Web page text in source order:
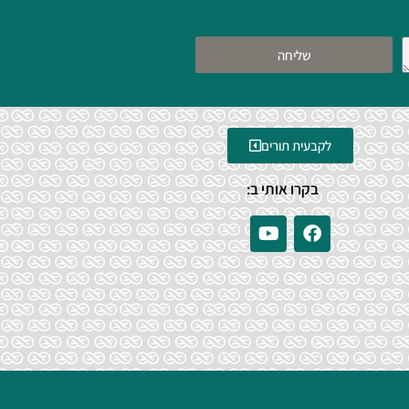
שליחה
לקבעית תורים
בקרו אותי ב: